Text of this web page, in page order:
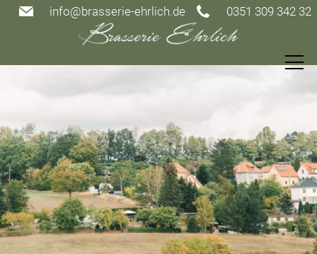
0351 309 342 32
info@brasserie-ehrlich.de
Speisekarte
Restaurant
Gutscheine
Events